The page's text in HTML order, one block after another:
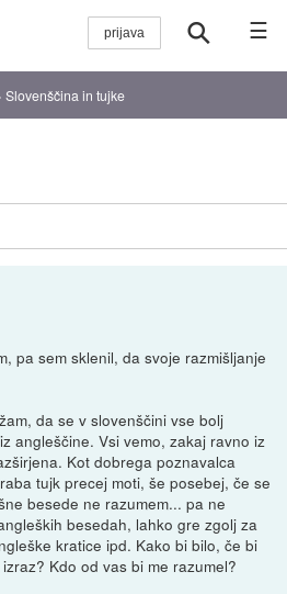
☰
Slovenščina in tujke
pa sem sklenil, da svoje razmišljanje
da se v slovenščini vse bolj
angleščine. Vsi vemo, zakaj ravno iz
Kot dobrega poznavalca
tujk precej moti, še posebej, če se
besede ne razumem... pa ne
besedah, lahko gre zgolj za
kratice ipd. Kako bi bilo, če bi
Kdo od vas bi me razumel?